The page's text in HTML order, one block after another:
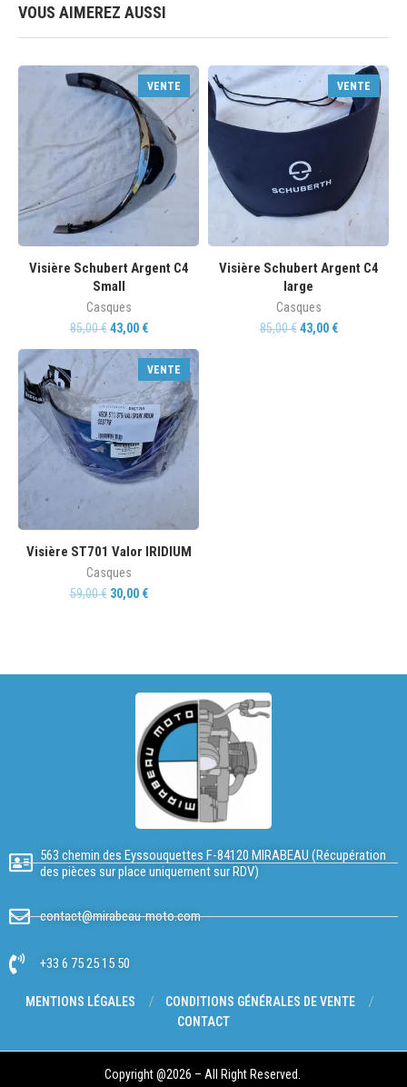
VOUS AIMEREZ AUSSI
VENTE
Visière Schubert Argent C4
Small
Casques
85,00€ 43,00 €
VENTE
Visière Schubert Argent C4
large
Casques
85,00€ 43,00 €
VENTE
Visière ST701 Valor IRIDIUM
Casques
59,00€ 30,00 €
563 chemin des Eyssouquettes F-84120 MIRABEAU (Récupération
des pièces sur place uniquement sur RDV)
contact@mirabeau-moto.com
+33 6 75 25 15 50
MENTIONS LÉGALES
CONDITIONS GÉNÉRALES DE VENTE
CONTACT
Copyright @2026 – All Right Reserved.